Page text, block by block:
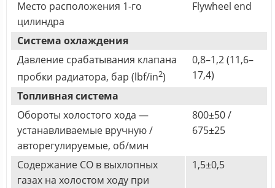
Место расположения 1-го
цилиндра
Flywheel end
Система охлаждения
Давление срабатывания клапана
пробки радиатора, бар (lbf/in2)
0,8–1,2 (11,6–
17,4)
Топливная система
Обороты холостого хода —
устанавливаемые вручную /
авторегулируемые, об/мин
800±50 /
675±25
Содержание СО в выхлопных
газах на холостом ходу при
1,5±0,5